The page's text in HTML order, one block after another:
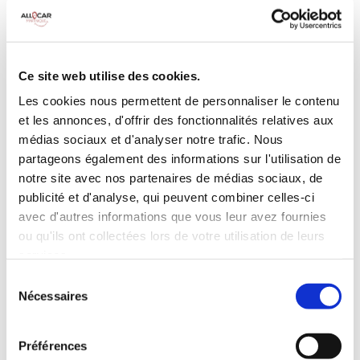
Ce site web utilise des cookies.
Les cookies nous permettent de personnaliser le contenu
et les annonces, d'offrir des fonctionnalités relatives aux
médias sociaux et d'analyser notre trafic. Nous
partageons également des informations sur l'utilisation de
notre site avec nos partenaires de médias sociaux, de
publicité et d'analyse, qui peuvent combiner celles-ci
avec d'autres informations que vous leur avez fournies
ou qu'ils ont collectées lors de votre utilisation de leurs
Nécessaires
Préférences
100 CV
INCLUS À LA LOCATION
Killométrage illimité
Assurance tous risques (hors franchise)
Carburant : plein à rendre plein
CONDITIONS DE LOCATION
Age minimum :20 ans
ASSURANCE